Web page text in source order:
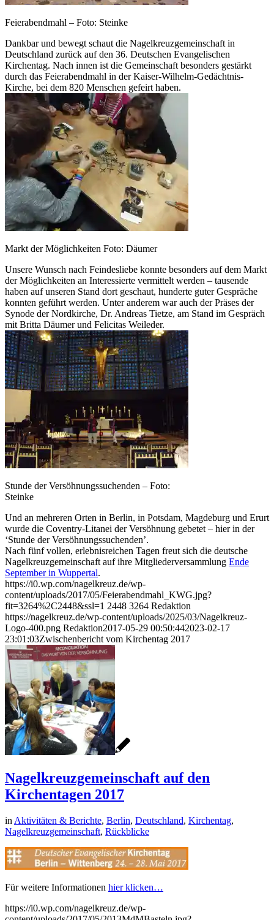
Feierabendmahl – Foto: Steinke
Dankbar und bewegt schaut die Nagelkreuzgemeinschaft in
Deutschland zurück auf den 36. Deutschen Evangelischen
Kirchentag. Nach innen ist die Gemeinschaft besonders gestärkt
durch das Feierabendmahl in der Kaiser-Wilhelm-Gedächtnis-
Kirche, bei dem 820 Menschen gefeirt haben.
Markt der Möglichkeiten Foto: Däumer
Unsere Wunsch nach Feindesliebe konnte besonders auf dem Markt
der Möglichkeiten an Interessierte vermittelt werden – tausende
haben auf unseren Stand dort geschaut, hunderte guter Gespräche
konnten geführt werden. Unter anderem war auch der Präses der
Synode der Nordkirche, Dr. Andreas Tietze, am Stand im Gespräch
mit Britta Däumer und Felicitas Weileder.
Stunde der Versöhnungssuchenden – Foto:
Steinke
Und an mehreren Orten in Berlin, in Potsdam, Magdeburg und Erurt
wurde die Coventry-Litanei der Versöhnung gebetet – hier in der
‘Stunde der Versöhnungssuchenden’.
Nach fünf vollen, erlebnisreichen Tagen freut sich die deutsche
Nagelkreuzgemeinschaft auf ihre Mitgliederversammlung Ende
September in Wuppertal.
https://i0.wp.com/nagelkreuz.de/wp-
content/uploads/2017/05/Feierabendmahl_KWG.jpg?
fit=3264%2C2448&ssl=1 2448 3264 Redaktion
https://nagelkreuz.de/wp-content/uploads/2025/03/Nagelkreuz-
Logo-400.png Redaktion2017-05-29 00:50:442023-02-17
23:01:03Zwischenbericht vom Kirchentag 2017
Nagelkreuzgemeinschaft auf den
Kirchentagen 2017
in Aktivitäten & Berichte, Berlin, Deutschland, Kirchentag,
Nagelkreuzgemeinschaft, Rückblicke
Für weitere Informationen hier klicken…
https://i0.wp.com/nagelkreuz.de/wp-